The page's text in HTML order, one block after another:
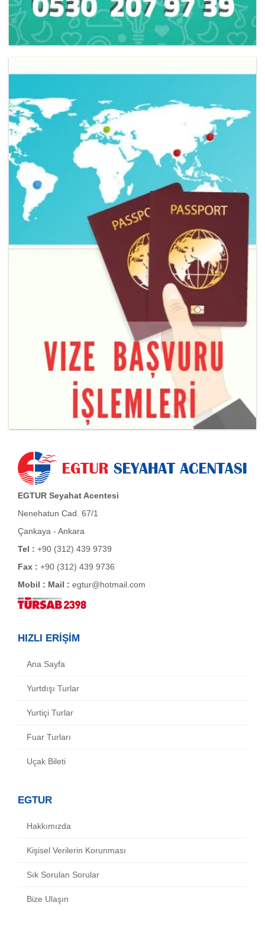
EGTUR Seyahat Acentesi
Nenehatun Cad. 67/1
Çankaya - Ankara
Tel : +90 (312) 439 9739
Fax : +90 (312) 439 9736
Mobil : Mail : egtur@hotmail.com
HIZLI ERİŞİM
Ana Sayfa
Yurtdışı Turlar
Yurtiçi Turlar
Fuar Turları
Uçak Bileti
EGTUR
Hakkımızda
Kişisel Verilerin Korunması
Sık Sorulan Sorular
Bize Ulaşın